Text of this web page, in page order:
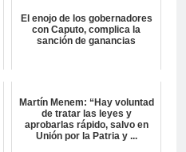
El enojo de los gobernadores
con Caputo, complica la
sanción de ganancias
Martín Menem: “Hay voluntad
de tratar las leyes y
aprobarlas rápido, salvo en
Unión por la Patria y ...